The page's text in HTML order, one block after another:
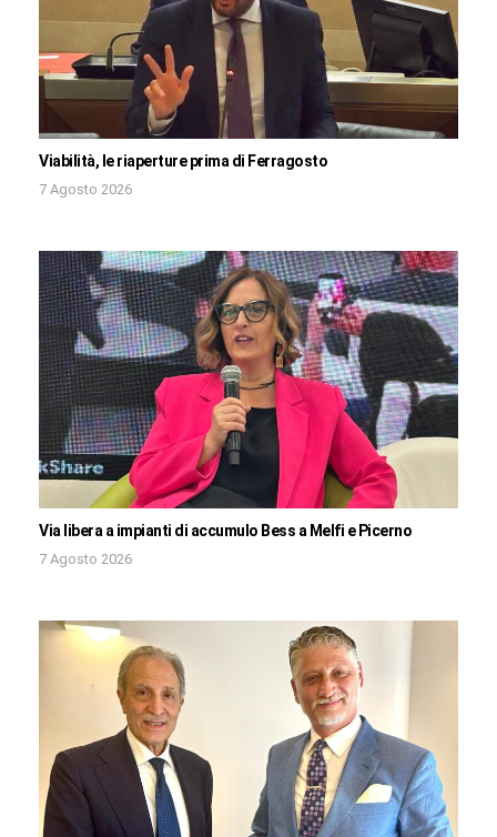
Viabilità, le riaperture prima di Ferragosto
7 Agosto 2026
Via libera a impianti di accumulo Bess a Melfi e Picerno
7 Agosto 2026